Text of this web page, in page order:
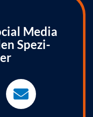
Media
Spezi-